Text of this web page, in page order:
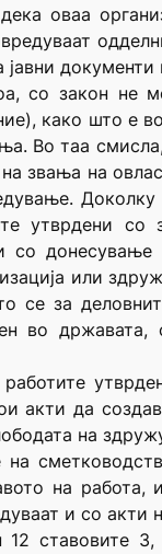
оваа
со закон не
како што е
Во таа
звања на
со
или
за
во државата,
да
на
на работа,
и со акти
12 ставовите